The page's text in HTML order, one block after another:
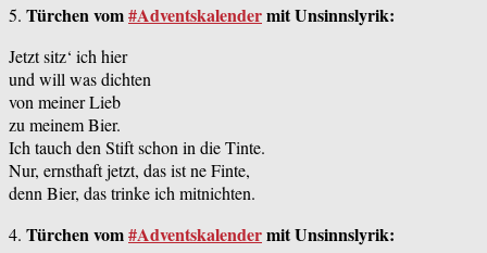
5. Türchen vom#Adventskalendermit Unsinnslyrik:
Jetzt sitz‘ ich hier
und will was dichten
von meiner Lieb
zu meinem Bier.
Ich tauch den Stift schon in die Tinte.
Nur, ernsthaft jetzt, das ist ne Finte,
denn Bier, das trinke ich mitnichten.
4. Türchen vom#Adventskalendermit Unsinnslyrik: